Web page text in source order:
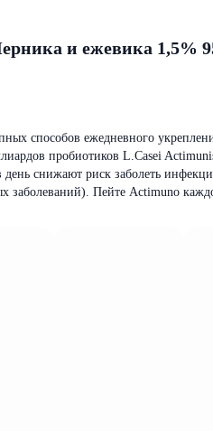
и ежевика 1,5%
способов ежедневного
пробиотиков L.Casei
снижают риск заболеть
Пейте Actimuno